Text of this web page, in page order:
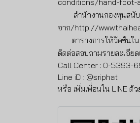
conditions/hand-foot-
สำนักงานกองทุนสนั
จาก/http://
ตารางการให้วัคซีนใ
ติดต่อสอบถามรายละเอียด
Call Center : 0-5393-
Line iD : @sriphat
หรือ เพิ่มเพื่อนใน LINE ด้